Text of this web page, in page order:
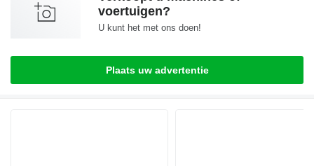
voertuigen?
U kunt het met ons doen!
Plaats uw advertentie